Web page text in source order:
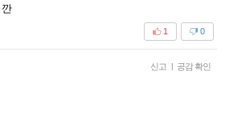
0
1
신고 | 공감 확인